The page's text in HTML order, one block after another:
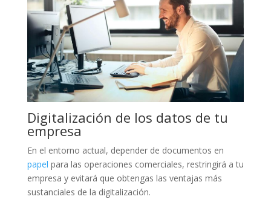
Digitalización de los datos de tu
empresa
En el entorno actual, depender de documentos en
papel para las operaciones comerciales, restringirá a tu
empresa y evitará que obtengas las ventajas más
sustanciales de la digitalización.